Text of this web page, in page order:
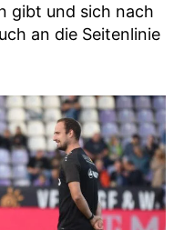
gibt und sich nach
an die Seitenlinie